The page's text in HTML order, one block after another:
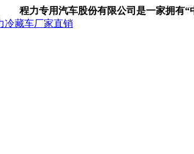
程力专用汽车股份有限公司是一家拥有“中